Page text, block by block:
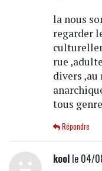
la nous
regarder
rue
divers
tous
Répondre
koolle 04/